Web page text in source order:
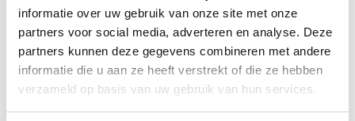
informatie over uw gebruik van onze site met onze
partners voor social media, adverteren en analyse. Deze
partners kunnen deze gegevens combineren met andere
informatie die u aan ze heeft verstrekt of die ze hebben
verzameld op basis van uw gebruik van hun services.
Verzendkosten €5,45, boven €70,- gratis verstuurd
(* gewicht onder 32kg). Binnen 24 uur verstuurd.
Aantal meters worden geleverd aan een stuk.
Specifieke wensen (meerdere lengten) kunt u aangeven bij het
invulveld "Bestelnotities (optioneel)".